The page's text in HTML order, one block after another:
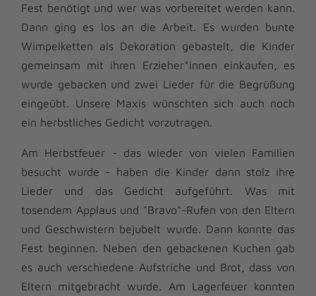
Fest benötigt und wer was vorbereitet werden kann.
Dann ging es los an die Arbeit. Es wurden bunte
Wimpelketten als Dekoration gebastelt, die Kinder
gemeinsam mit ihren Erzieher*innen einkaufen, es
wurde gebacken und zwei Lieder für die Begrüßung
eingeübt. Unsere Maxis wünschten sich auch noch
ein herbstliches Gedicht vorzutragen.
Am Herbstfeuer - das wieder von vielen Familien
besucht wurde - haben die Kinder dann stolz ihre
Lieder und das Gedicht aufgeführt. Was mit
tosendem Applaus und "Bravo"-Rufen von den Eltern
und Geschwistern bejubelt wurde. Dann konnte das
Fest beginnen. Neben den gebackenen Kuchen gab
es auch verschiedene Aufstriche und Brot, dass von
Eltern mitgebracht wurde. Am Lagerfeuer konnten